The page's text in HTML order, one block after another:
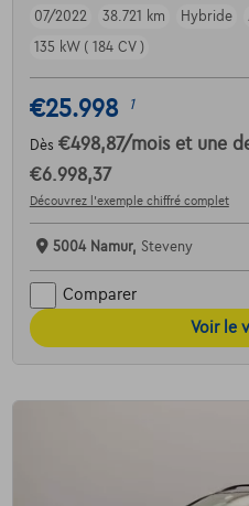
07/2022
38.721 km Hybride
135 kW ( 184 CV )
€25.998 1
Dès €498,87/mois et une
€6.998,37
Découvrez l’exemple chiffré complet
5004 Namur, Steveny
Comparer
Voir le